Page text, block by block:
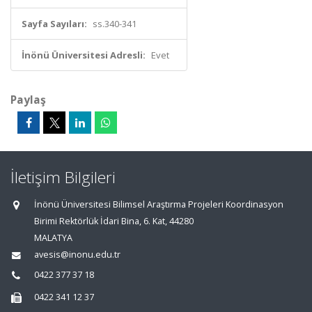
Sayfa Sayıları: ss.340-341
İnönü Üniversitesi Adresli: Evet
Paylaş
İletişim Bilgileri
İnönü Üniversitesi Bilimsel Araştırma Projeleri Koordinasyon
Birimi Rektörlük İdari Bina, 6. Kat, 44280
MALATYA
avesis@inonu.edu.tr
0422 377 37 18
0422 341 12 37